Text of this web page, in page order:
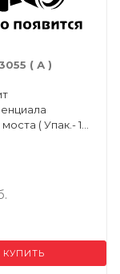
( А )
( Упак.- 10
КУПИТЬ